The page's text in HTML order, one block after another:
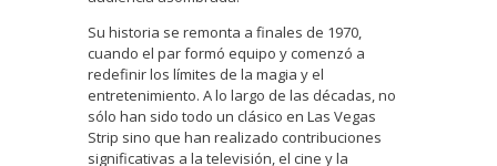
Su historia se remonta a finales de 1970,
cuando el par formó equipo y comenzó a
redefinir los límites de la magia y el
entretenimiento. A lo largo de las décadas, no
sólo han sido todo un clásico en Las Vegas
Strip sino que han realizado contribuciones
significativas a la televisión, el cine y la